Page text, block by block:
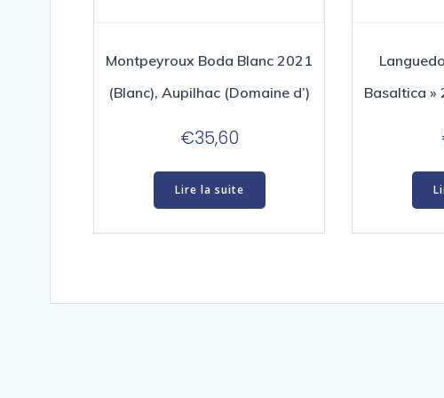
Montpeyroux Boda Blanc 2021
(Blanc), Aupilhac (Domaine d’)
€35,60
Lire la suite
Basaltica »